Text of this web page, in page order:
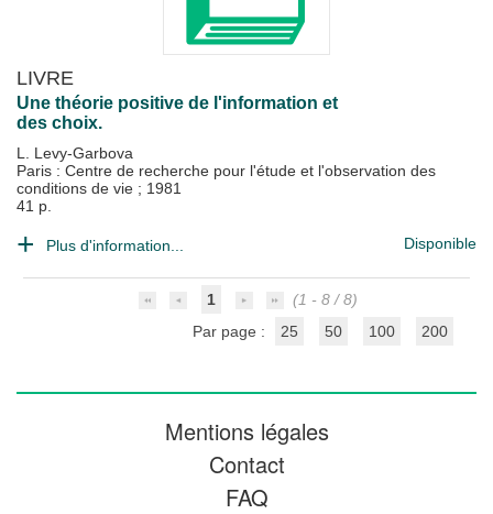
LIVRE
Une théorie positive de l'information et
des choix.
L. Levy-Garbova
Paris : Centre de recherche pour l'étude et l'observation des
conditions de vie ; 1981
41 p.
Plus d'information... Disponible
1
(1 - 8 / 8)
Par page :
25 50 100 200
Mentions légales
Contact
FAQ